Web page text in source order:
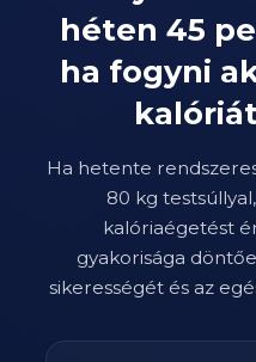
héten 45
ha fogyni
Ha hetente
80 kg testsúllyal,
kalóriaégetést
gyakorisága
sikerességét és az